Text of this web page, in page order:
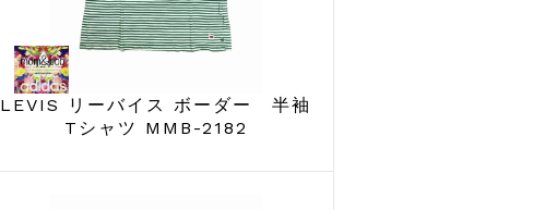
LEVIS リーバイス ボーダー 半袖
Tシャツ MMB-2182